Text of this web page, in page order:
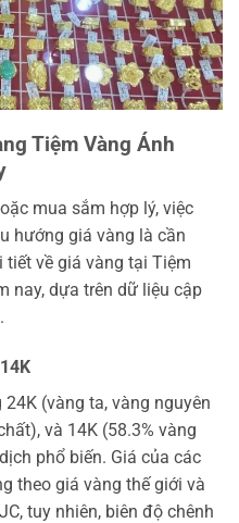
Tiệm Vàng Ánh
mua sắm hợp lý, việc
hướng giá vàng là cần
về giá vàng tại Tiệm
nay, dựa trên dữ liệu cập
(vàng ta, vàng nguyên
và 14K (58.3% vàng
phổ biến. Giá của các
theo giá vàng thế giới và
tuy nhiên, biên độ chênh